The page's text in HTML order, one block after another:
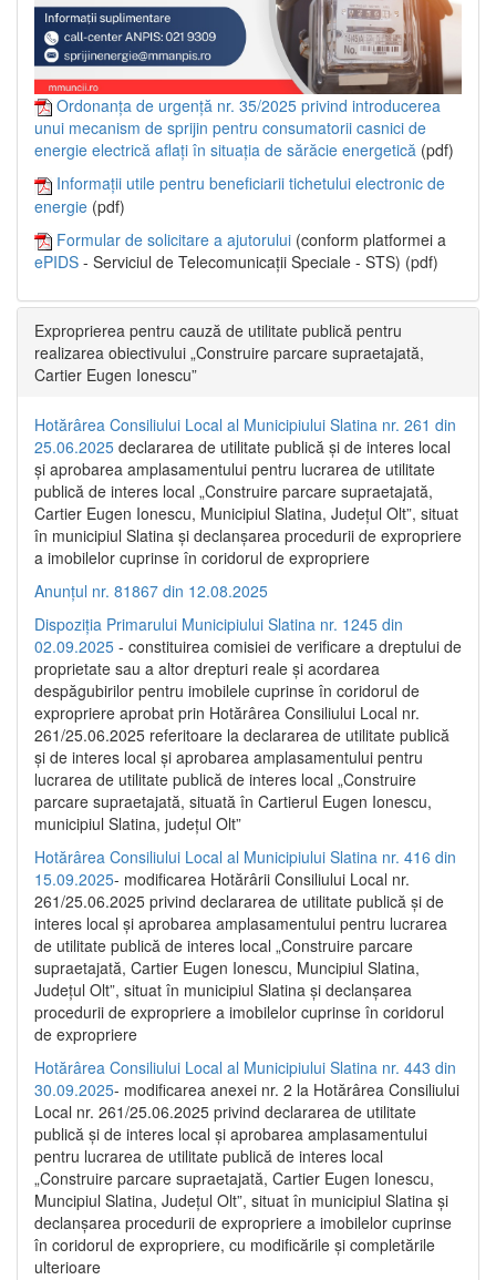
Ordonanța de urgență nr. 35/2025 privind introducerea
unui mecanism de sprijin pentru consumatorii casnici de
energie electrică aflați în situația de sărăcie energetică (pdf)
Informații utile pentru beneficiarii tichetului electronic de
energie (pdf)
Formular de solicitare a ajutorului (conform platformei a
ePIDS - Serviciul de Telecomunicații Speciale - STS) (pdf)
Exproprierea pentru cauză de utilitate publică pentru
realizarea obiectivului „Construire parcare supraetajată,
Cartier Eugen Ionescu”
Hotărârea Consiliului Local al Municipiului Slatina nr. 261 din
25.06.2025 declararea de utilitate publică și de interes local
și aprobarea amplasamentului pentru lucrarea de utilitate
publică de interes local „Construire parcare supraetajată,
Cartier Eugen Ionescu, Municipiul Slatina, Județul Olt”, situat
în municipiul Slatina și declanșarea procedurii de expropriere
a imobilelor cuprinse în coridorul de expropriere
Anunțul nr. 81867 din 12.08.2025
Dispoziția Primarului Municipiului Slatina nr. 1245 din
02.09.2025 - constituirea comisiei de verificare a dreptului de
proprietate sau a altor drepturi reale și acordarea
despăgubirilor pentru imobilele cuprinse în coridorul de
expropriere aprobat prin Hotărârea Consiliului Local nr.
261/25.06.2025 referitoare la declararea de utilitate publică
și de interes local și aprobarea amplasamentului pentru
lucrarea de utilitate publică de interes local „Construire
parcare supraetajată, situată în Cartierul Eugen Ionescu,
municipiul Slatina, județul Olt”
Hotărârea Consiliului Local al Municipiului Slatina nr. 416 din
15.09.2025- modificarea Hotărârii Consiliului Local nr.
261/25.06.2025 privind declararea de utilitate publică și de
interes local și aprobarea amplasamentului pentru lucrarea
de utilitate publică de interes local „Construire parcare
supraetajată, Cartier Eugen Ionescu, Muncipiul Slatina,
Județul Olt”, situat în municipiul Slatina și declanșarea
procedurii de expropriere a imobilelor cuprinse în coridorul
de expropriere
Hotărârea Consiliului Local al Municipiului Slatina nr. 443 din
30.09.2025- modificarea anexei nr. 2 la Hotărârea Consiliului
Local nr. 261/25.06.2025 privind declararea de utilitate
publică şi de interes local şi aprobarea amplasamentului
pentru lucrarea de utilitate publică de interes local
„Construire parcare supraetajată, Cartier Eugen Ionescu,
Muncipiul Slatina, Judeţul Olt”, situat în municipiul Slatina şi
declanşarea procedurii de expropriere a imobilelor cuprinse
în coridorul de expropriere, cu modificările şi completările
ulterioare